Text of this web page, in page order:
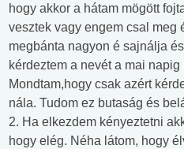
hogy akkor a hátam mögött
vesztek vagy engem csal meg
megbánta nagyon é sajnálja
kérdeztem a nevét a mai
Mondtam,hogy csak azért
nála. Tudom ez butaság és
2. Ha elkezdem kényeztetni
hogy elég. Néha látom, hogy